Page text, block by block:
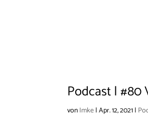
Podcast | #80
vonImke|Apr. 12, 2021|